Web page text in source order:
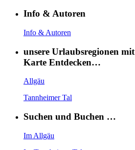
Info & Autoren
Info & Autoren
unsere Urlaubsregionen
Karte Entdecken…
Allgäu
Tannheimer Tal
Suchen und Buchen …
Im Allgäu